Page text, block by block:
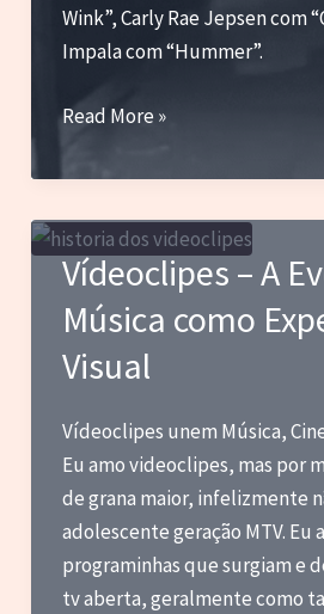
Wink”, Carly Rae Jepsen com
Impala com “Hummer”.
PJ
Paul
McCartney,
Tame
Impala,
Charli
xcx
e
outras
Read More »
Vídeoclipes – A
Música como
Visual
Vídeoclipes unem Música,
Eu amo videoclipes, mas por
de grana maior, infelizmente
adolescente geração MTV. Eu
programinhas que surgiam e
tv aberta, geralmente como